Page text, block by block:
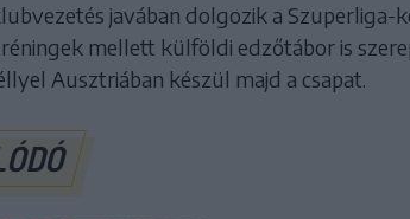
javában dolgozik a Szuperliga-
mellett külföldi edzőtábor is
Ausztriában készül majd a csapat.